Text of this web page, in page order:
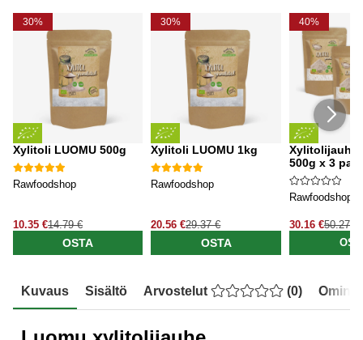
30%
Xylitoli LUOMU 500g
Rawfoodshop
10.35 €14.79 €
OSTA
30%
Xylitoli LUOMU 1kg
Rawfoodshop
20.56 €29.37 €
OSTA
40%
Xylitolijauhe
500g x 3
Rawfoodshop
30.16 €50.27 €
Kuvaus Sisältö Arvostelut (0)